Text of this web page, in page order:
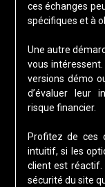
ces échanges
spécifiques et à
Une autre
vous
versions démo
d’évaluer leur
risque financier.
Profitez de ces
intuitif, si les
client est
sécurité du site